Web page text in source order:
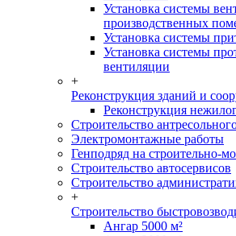
Установка системы
производственных
Установка системы
Установка системы
вентиляции
+
Реконструкция зданий и
Реконструкция
Строительство
Электромонтажные работы
Генподряд на строительно-
Строительство автосервисов
Строительство
+
Строительство
Ангар 5000 м²